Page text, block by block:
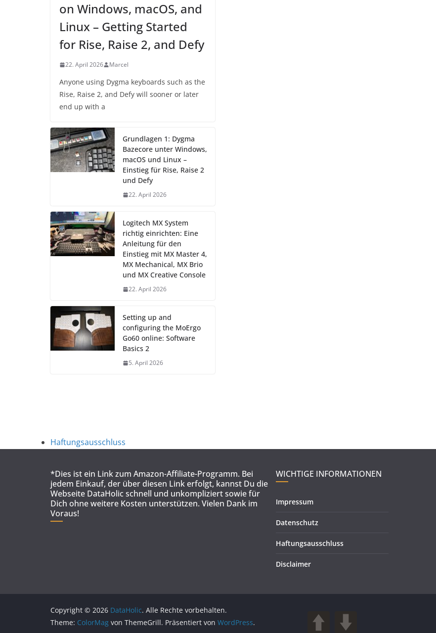
on Windows, macOS, and
Linux – Getting Started
for Rise, Raise 2, and Defy
22. April 2026 Marcel
Anyone using Dygma keyboards such as the
Rise, Raise 2, and Defy will sooner or later
end up with a
Grundlagen 1: Dygma
Bazecore unter Windows,
macOS und Linux –
Einstieg für Rise, Raise 2
und Defy
22. April 2026
Logitech MX System
richtig einrichten: Eine
Anleitung für den
Einstieg mit MX Master 4,
MX Mechanical, MX Brio
und MX Creative Console
22. April 2026
Setting up and
configuring the MoErgo
Go60 online: Software
Basics 2
5. April 2026
Haftungsausschluss
*Dies ist ein Link zum Amazon-Affiliate-Programm. Bei
jedem Einkauf, der über diesen Link erfolgt, kannst Du die
Webseite DataHolic schnell und unkompliziert sowie für
Dich ohne weitere Kosten unterstützen. Vielen Dank im
Voraus!
WICHTIGE INFORMATIONEN
Impressum
Datenschutz
Haftungsausschluss
Disclaimer
Copyright © 2026 DataHolic. Alle Rechte vorbehalten.
Theme: ColorMag von ThemeGrill. Präsentiert von WordPress.